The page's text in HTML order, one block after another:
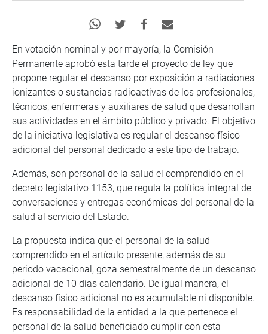
En votación nominal y por mayoría, la Comisión
Permanente aprobó esta tarde el proyecto de ley que
propone regular el descanso por exposición a radiaciones
ionizantes o sustancias radioactivas de los profesionales,
técnicos, enfermeras y auxiliares de salud que desarrollan
sus actividades en el ámbito público y privado. El objetivo
de la iniciativa legislativa es regular el descanso físico
adicional del personal dedicado a este tipo de trabajo.
Además, son personal de la salud el comprendido en el
decreto legislativo 1153, que regula la política integral de
conversaciones y entregas económicas del personal de la
salud al servicio del Estado.
La propuesta indica que el personal de la salud
comprendido en el artículo presente, además de su
periodo vacacional, goza semestralmente de un descanso
adicional de 10 días calendario. De igual manera, el
descanso físico adicional no es acumulable ni disponible.
Es responsabilidad de la entidad a la que pertenece el
personal de la salud beneficiado cumplir con esta